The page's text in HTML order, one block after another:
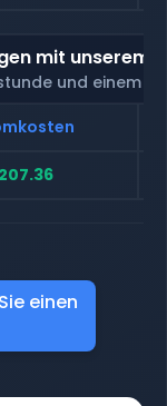
mit unserem
und einem
einen